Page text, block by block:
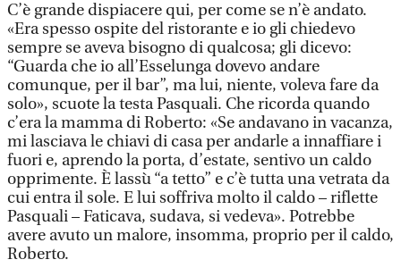
C’è grande dispiacere qui, per come se n’è andato.
«Era spesso ospite del ristorante e io gli chiedevo
sempre se aveva bisogno di qualcosa; gli dicevo:
“Guarda che io all’Esselunga dovevo andare
comunque, per il bar”, ma lui, niente, voleva fare da
solo», scuote la testa Pasquali. Che ricorda quando
c’era la mamma di Roberto: «Se andavano in vacanza,
mi lasciava le chiavi di casa per andarle a innaffiare i
fuori e, aprendo la porta, d’estate, sentivo un caldo
opprimente. È lassù “a tetto” e c’è tutta una vetrata da
cui entra il sole. E lui soffriva molto il caldo – riflette
Pasquali – Faticava, sudava, si vedeva». Potrebbe
avere avuto un malore, insomma, proprio per il caldo,
Roberto.